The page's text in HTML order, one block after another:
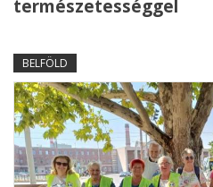
természetességgel
BELFÖLD